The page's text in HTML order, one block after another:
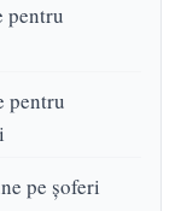
pentru
pentru
pe șoferi